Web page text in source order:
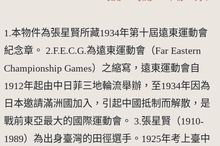
1.本物件為張星賢所藏1934年第十屆遠東運動會
紀念章。 2.F.E.C.G.為遠東運動會（Far Eastern
Championship Games）之縮寫，遠東運動會自
1912年起由中日菲三地輪流舉辦，至1934年因為
日本邀請滿洲國加入，引起中國抵制而解散，是
戰前東亞最大的國際運動會。 3.張星賢（1910-
1989）為出身臺灣的田徑選手。1925年考上臺中